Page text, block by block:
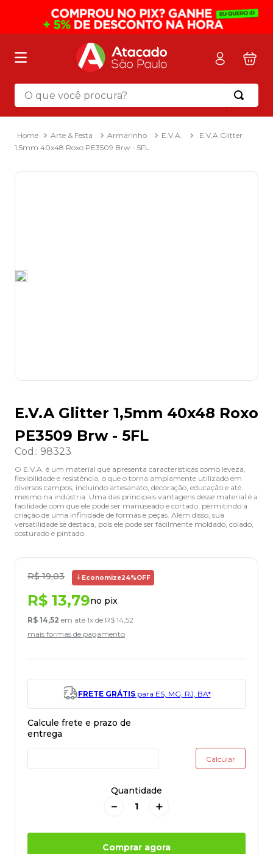
O que você procura?
Arte & Festa Armarinho E.V.A.
E.V.A Glitter
1,5mm 40x48 Roxo PE3509 Brw - 5FL
E.V.A Glitter 1,5mm 40x48 Roxo
PE3509 Brw - 5FL
Cod.: 98323
O E.V.A. é um material que apresenta características como leveza,
flexibilidade e resistência, o que o torna amplamente utilizado em
diversos campos, incluindo artesanato, decoração, educação e até
mesmo na indústria. Uma das principais vantagens desse material é a
facilidade com que ele pode ser manuseado e cortado, permitindo a
criação de uma infinidade de formas e peças. Além disso, sua
versatilidade se destaca, pois ele pode ser facilmente moldado, colado,
costurado e pintado.
R$ 19,03 Economize24%OFF
R$ 13,79no pix
R$ 14,52 em até 1x de R$ 14,52
mais formas de pagamento
FRETE GRÁTISpara ES, MG, RJ, BA*
Quantidade
＋
－
Comprar agora
Termos mais buscados
mochila
2 º sacola
3º mala
8